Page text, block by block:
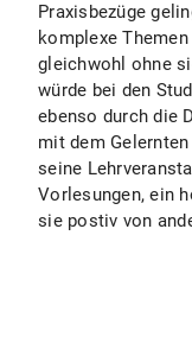
Praxisbezüge
komplexe
gleichwohl ohne
würde bei den
ebenso durch die
mit dem
seine
Vorlesungen, ein
sie postiv von